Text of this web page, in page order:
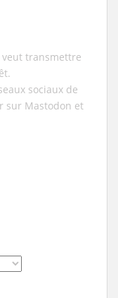
transmettre
sociaux de
sur Mastodon et